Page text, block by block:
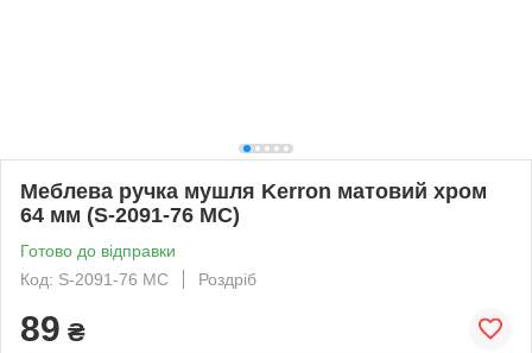
Меблева ручка мушля Kerron матовий хром
64 мм (S-2091-76 MC)
Готово до відправки
Код: S-2091-76 MC
Роздріб
89 ₴